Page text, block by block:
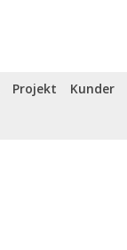
Projekt
Kunder